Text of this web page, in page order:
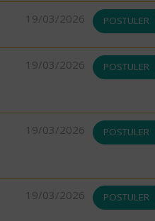
19/03/2026 POSTULER
19/03/2026 POSTULER
19/03/2026 POSTULER
19/03/2026 POSTULER